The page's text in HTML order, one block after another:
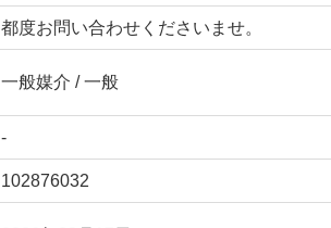
都度お問い合わせくださいませ。
一般媒介 / 一般
-
102876032